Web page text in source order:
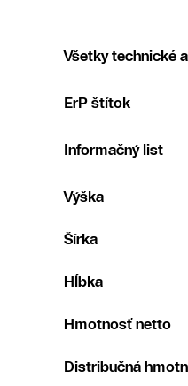
Všetky technické
ErP štítok
Informačný list
Výška
Šírka
Hĺbka
Hmotnosť netto
Distribučná